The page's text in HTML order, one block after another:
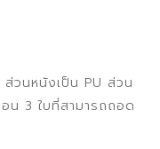
ส่วนหนังเป็น PU ส่วน
น 3 ใบที่สามารถถอด